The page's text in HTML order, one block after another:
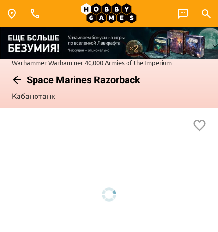
WarhammerWarhammer 40,000Armies of the Imperium
Space Marines Razorback
Кабанотанк